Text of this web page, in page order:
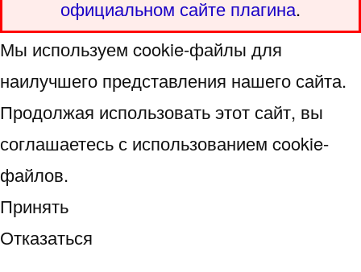
официальном сайте плагина.
Мы используем cookie-файлы для
наилучшего представления нашего сайта.
Продолжая использовать этот сайт, вы
соглашаетесь с использованием cookie-
файлов.
Принять
Отказаться